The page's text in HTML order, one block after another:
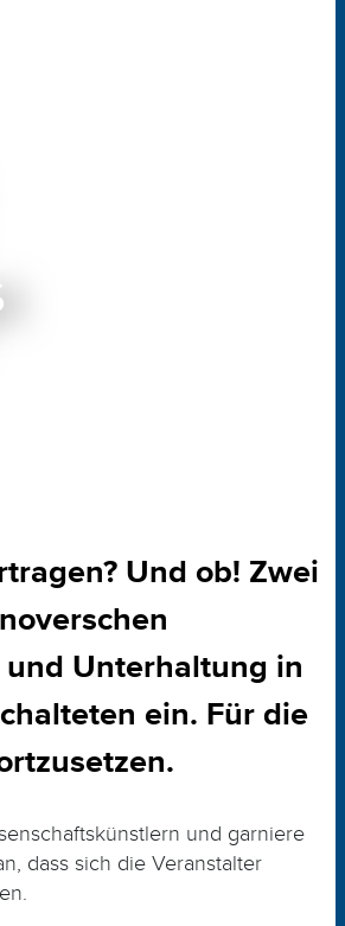
Und ob! Zwei
Unterhaltung in
ein. Für die
und garniere
dass sich die Veranstalter